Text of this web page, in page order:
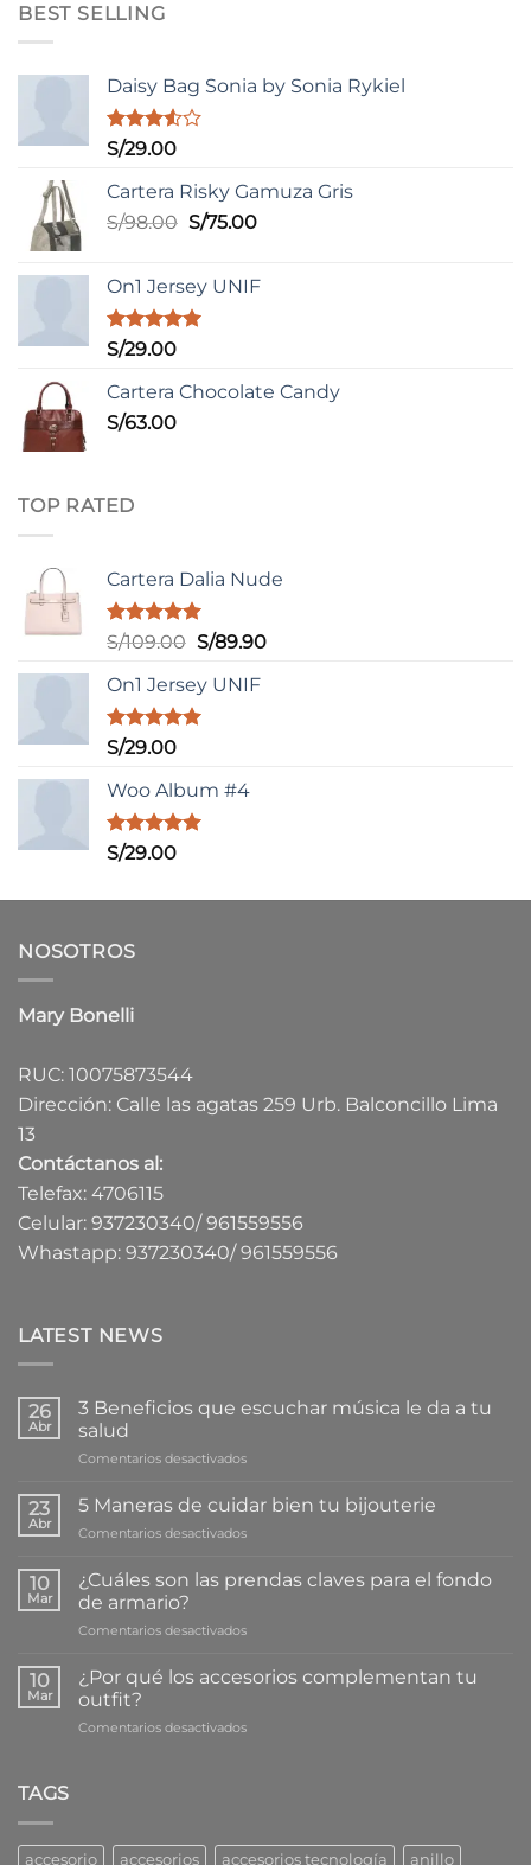
BEST SELLING
Daisy Bag Sonia by Sonia Rykiel
Valorado
3.50de
5
S/29.00
Cartera Risky Gamuza Gris
S/98.00 El
era:
S/98.00.
S/75.00El
es:
On1 Jersey UNIF
Valorado
de 5
S/29.00
Cartera Chocolate Candy
S/63.00
TOP RATED
Cartera Dalia Nude
Valorado
con
de 5
S/109.00 El
original
era:
S/89.90El
On1 Jersey UNIF
Valorado
con
de 5
S/29.00
Woo Album #4
Valorado
con
S/29.00
NOSOTROS
Mary Bonelli
RUC: 10075873544
Dirección: Calle las agatas 259 Urb. Balconcillo Lima
13
Contáctanos al:
Telefax: 4706115
Celular: 937230340/ 961559556
Whastapp: 937230340/ 961559556
LATEST NEWS
26
Abr
3 Beneficios que escuchar música le da a tu
salud
Comentarios desactivadosen
Beneficios
escuchar
le
tu
23
Abr
5 Maneras de cuidar bien tu bijouterie
Comentarios desactivadosen
Maneras
bien
bijouterie
10
Mar
¿Cuáles son las prendas claves para el fondo
de armario?
Comentarios desactivadosen
son
claves
10
Mar
¿Por qué los accesorios complementan tu
outfit?
Comentarios desactivadosen
tu
TAGS
accesorio accesorios accesorios tecnología anillo